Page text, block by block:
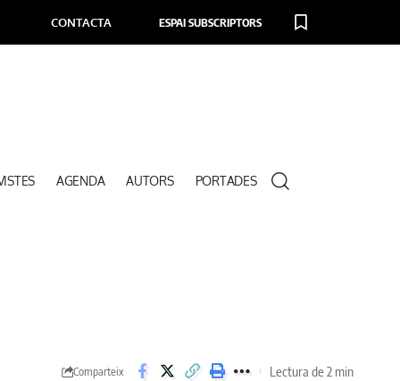
CONTACTA ESPAI SUBSCRIPTORS
AGENDA AUTORS PORTADES
Comparteix Lectura de 2 min